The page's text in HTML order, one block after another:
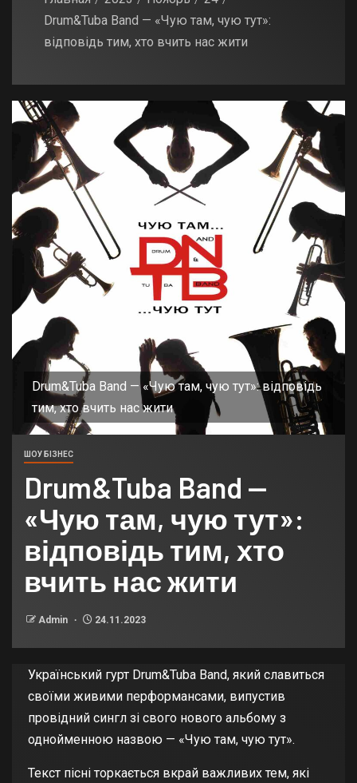
Drum&Tuba Band — «Чую там, чую тут»:
відповідь тим, хто вчить нас жити
Drum&Tuba Band — «Чую там, чую тут»: відповідь
тим, хто вчить нас жити
ШОУ БІЗНЕС
Drum&Tuba Band —
«Чую там, чую тут»:
відповідь тим, хто
вчить нас жити
Admin 24.11.2023
Український гурт Drum&Tuba Band, який славиться
своїми живими перформансами, випустив
провідний сингл зі свого нового альбому з
однойменною назвою — «Чую там, чую тут».
Текст пісні торкається вкрай важливих тем, які